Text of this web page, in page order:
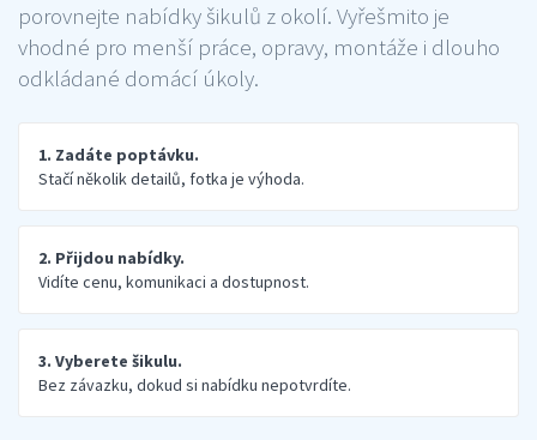
porovnejte nabídky šikulů z okolí. Vyřešmito je
vhodné pro menší práce, opravy, montáže i dlouho
odkládané domácí úkoly.
1. Zadáte poptávku.
Stačí několik detailů, fotka je výhoda.
2. Přijdou nabídky.
Vidíte cenu, komunikaci a dostupnost.
3. Vyberete šikulu.
Bez závazku, dokud si nabídku nepotvrdíte.